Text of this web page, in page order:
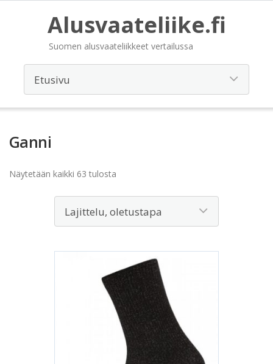
Alusvaateliike.fi
Suomen alusvaateliikkeet vertailussa
Ganni
Näytetään kaikki 63 tulosta